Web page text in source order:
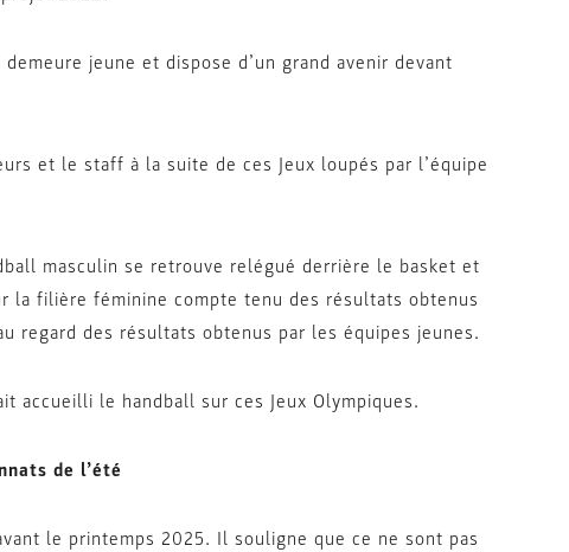
jeune et dispose d’un grand avenir devant
et le staff à la suite de ces Jeux loupés par l’équipe
masculin se retrouve relégué derrière le basket et
filière féminine compte tenu des résultats obtenus
regard des résultats obtenus par les équipes jeunes.
accueilli le handball sur ces Jeux Olympiques.
de l’été
le printemps 2025. Il souligne que ce ne sont pas